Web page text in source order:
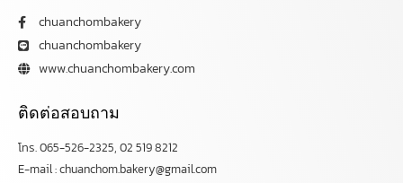
chuanchombakery
chuanchombakery
www.chuanchombakery.com
ติดต่อสอบถาม
โทร. 065-526-2325, 02 519 8212
E-mail : chuanchom.bakery@gmail.com